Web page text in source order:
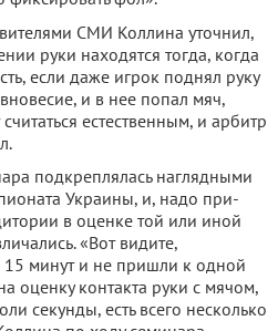
СМИ Коллина уточнил,
руки находятся тогда, когда
если даже игрок поднял руку
и в нее попал мяч,
есте­ственным, и арбитр
подкреплялась наглядны­ми
Украины, и, надо при­
в оценке той или иной
«Вот видите,
минут и не пришли к одной
оценку контакта руки с мячом,
секунды, есть всего несколько